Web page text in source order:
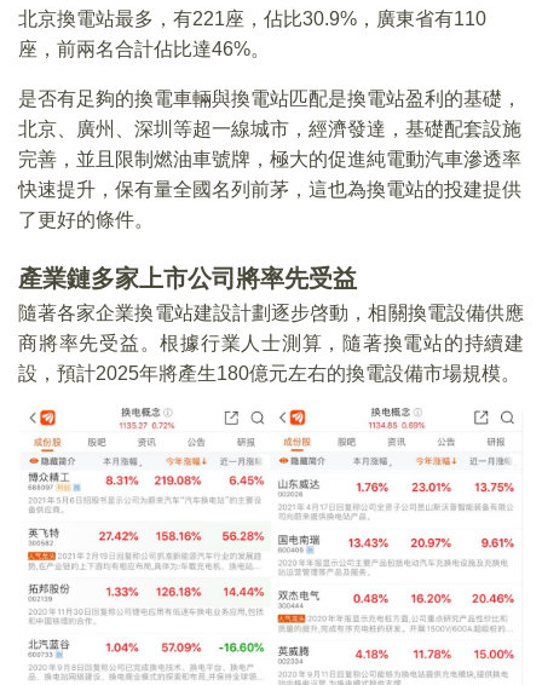
北京換電站最多，有221座，佔比30.9%，廣東省有110
座，前兩名合計佔比達46%。
是否有足夠的換電車輛與換電站匹配是換電站盈利的基礎，
北京、廣州、深圳等超一線城市，經濟發達，基礎配套設施
完善，並且限制燃油車號牌，極大的促進純電動汽車滲透率
快速提升，保有量全國名列前茅，這也為換電站的投建提供
了更好的條件。
產業鏈多家上市公司將率先受益
隨著各家企業換電站建設計劃逐步啓動，相關換電設備供應
商將率先受益。根據行業人士測算，隨著換電站的持續建
設，預計2025年將產生180億元左右的換電設備市場規模。